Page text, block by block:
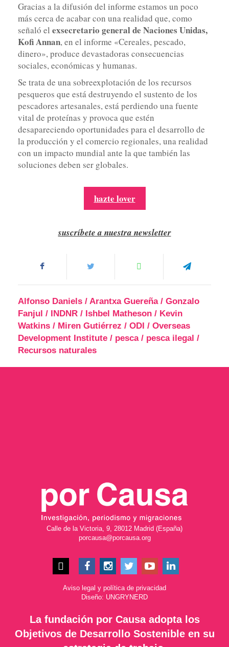
Gracias a la difusión del informe estamos un poco
más cerca de acabar con una realidad que, como
señaló el exsecretario general de Naciones Unidas,
Kofi Annan, en el informe «Cereales, pescado,
dinero», produce devastadoras consecuencias
sociales, económicas y humanas.
Se trata de una sobreexplotación de los recursos
pesqueros que está destruyendo el sustento de los
pescadores artesanales, está perdiendo una fuente
vital de proteínas y provoca que estén
desapareciendo oportunidades para el desarrollo de
la producción y el comercio regionales, una realidad
con un impacto mundial ante la que también las
soluciones deben ser globales.
hazte lover
suscríbete a nuestra newsletter
Alfonso Daniels / Arantxa Guereña/ Gonzalo
Fanjul / INDNR / Ishbel Matheson / Kevin
Watkins / Miren Gutiérrez / ODI / Overseas
Development Institute / pesca/ pesca ilegal /
Recursos naturales
Calle de la Victoria, 9, 28012 Madrid (España)
porcausa@porcausa.org
Aviso legal y política de privacidad
Diseño: UNGRYNERD
La fundación por Causa adopta los
Objetivos de Desarrollo Sostenible en su